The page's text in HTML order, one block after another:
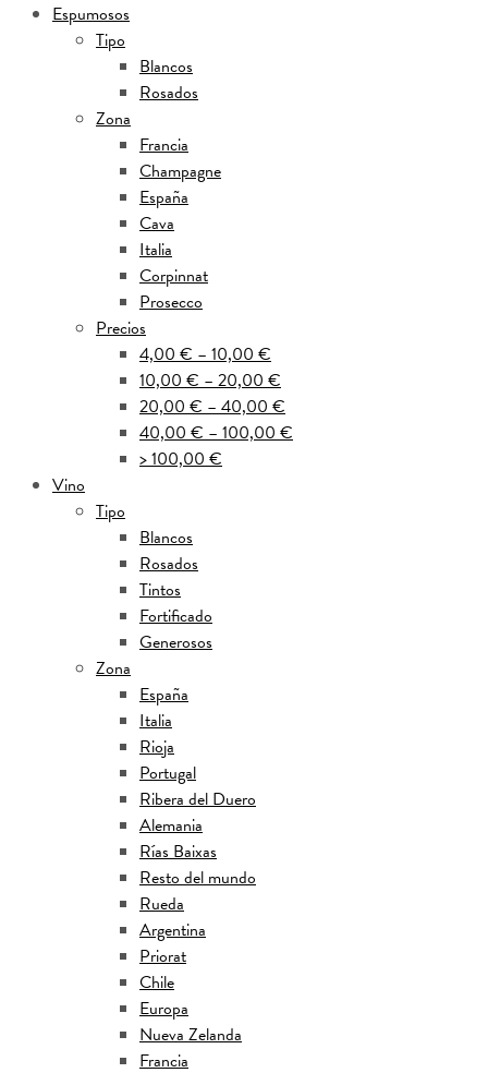
Espumosos
Tipo
Blancos
Rosados
Zona
Francia
Champagne
España
Cava
Italia
Corpinnat
Prosecco
Precios
4,00 € – 10,00 €
10,00 € – 20,00 €
20,00 € – 40,00 €
40,00 € – 100,00 €
> 100,00 €
Vino
Tipo
Blancos
Rosados
Tintos
Fortificado
Generosos
Zona
España
Italia
Rioja
Portugal
Ribera del Duero
Alemania
Rías Baixas
Resto del mundo
Rueda
Argentina
Priorat
Chile
Europa
Nueva Zelanda
Francia